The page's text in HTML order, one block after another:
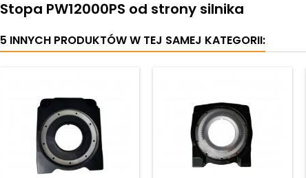
Stopa PW12000PS od strony silnika
5 INNYCH PRODUKTÓW W TEJ SAMEJ KATEGORII: